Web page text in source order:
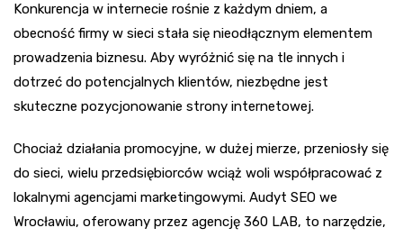
Konkurencja w internecie rośnie z każdym dniem, a
obecność firmy w sieci stała się nieodłącznym elementem
prowadzenia biznesu. Aby wyróżnić się na tle innych i
dotrzeć do potencjalnych klientów, niezbędne jest
skuteczne pozycjonowanie strony internetowej.
Chociaż działania promocyjne, w dużej mierze, przeniosły się
do sieci, wielu przedsiębiorców wciąż woli współpracować z
lokalnymi agencjami marketingowymi. Audyt SEO we
Wrocławiu, oferowany przez agencję 360 LAB, to narzędzie,